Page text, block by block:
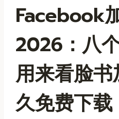
Facebook
2026：八
用来看脸
久免费下载